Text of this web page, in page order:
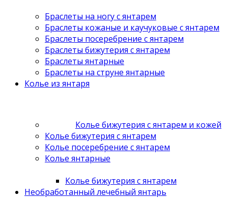
Браслеты на ногу с янтарем
Браслеты кожаные и каучуковые с янтарем
Браслеты посеребрение с янтарем
Браслеты бижутерия с янтарем
Браслеты янтарные
Браслеты на струне янтарные
Колье из янтаря
Колье бижутерия с янтарем и кожей
Колье бижутерия с янтарем
Колье посеребрение с янтарем
Колье янтарные
Колье бижутерия с янтарем
Необработанный лечебный янтарь